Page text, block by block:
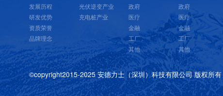
发展历程
研发优势
资质荣誉
品牌理念
光伏逆变产业
充电桩产业
政府
医疗
金融
工厂
其他
政府
医疗
金融
工厂
其他
©copyright2015-2025 安德力士（深圳）科技有限公司 版权所有